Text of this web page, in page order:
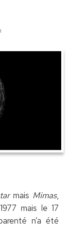
mais Mimas,
mais le 17
n’a été